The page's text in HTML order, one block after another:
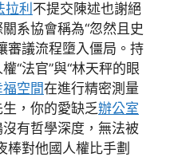
利 不提交陳述也謝絕
系協會稱為“忽然且史
審議流程墮入僵局。持
“法官”與“林天秤的眼
福空間在進行精密測量
，你的愛缺乏辦公室
有哲學深度，無法被
棒對他國人權比手劃